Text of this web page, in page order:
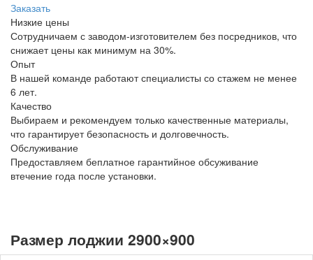
Заказать
Низкие цены
Сотрудничаем с заводом-изготовителем без посредников, что
снижает цены как минимум на 30%.
Опыт
В нашей команде работают специалисты со стажем не менее
6 лет.
Качество
Выбираем и рекомендуем только качественные материалы,
что гарантирует безопасность и долговечность.
Обслуживание
Предоставляем беплатное гарантийное обсуживание
втечение года после установки.
Размер лоджии 2900×900